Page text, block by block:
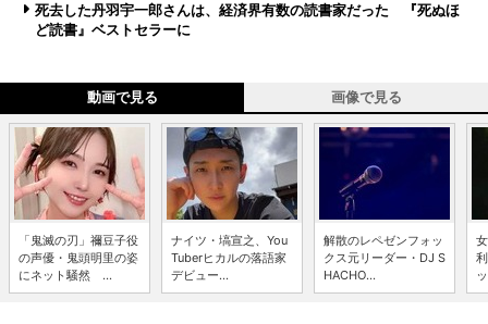
死去した丹羽宇一郎さんは、経済界有数の読書家だった 『死ぬほ
ど読書』ベストセラーに
動画で見る 画像で見る
「鬼滅の刃」禰豆子役
の声優・鬼頭明里の姿
にネット騒然 ...
ナイツ・塙宣之、You
Tuberヒカルの落語家
デビュー...
解散のレペゼンフォッ
クス元リーダー・DJ S
HACHO...